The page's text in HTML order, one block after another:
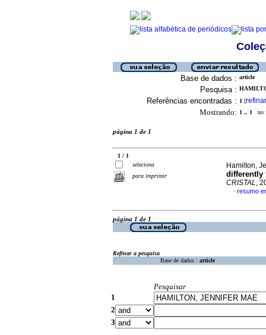
Base de dados : article
Pesquisa :
Referências encontradas : 1 [refinar
Mostrando: 1 .. 1 no
página 1 de 1
1 / 1
seleciona
para imprimir
Hamilton,
differently
CRISTAL,
· resumo
página 1 de 1
Refinar a pesquisa
Base de dados : article
Pesquisar
1
2
3